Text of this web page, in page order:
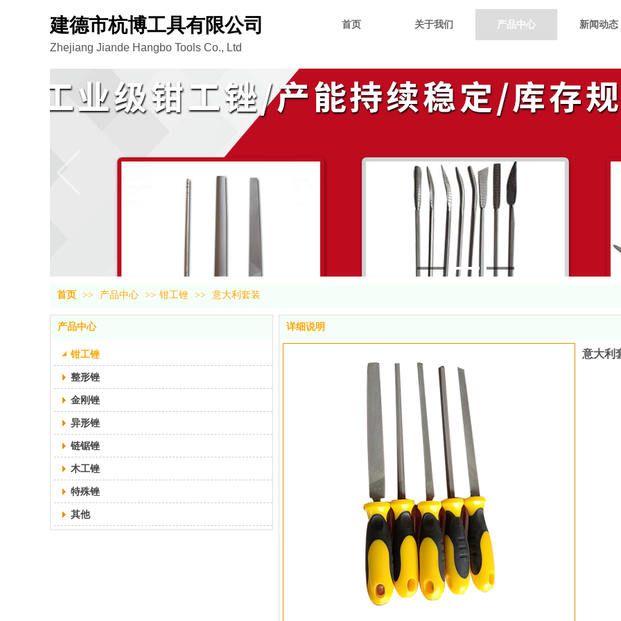
建德市杭博工具有限公司
Zhejiang Jiande Hangbo Tools Co., Ltd
首页 关于我们 产品中心 新闻动态
首页 >> 产品中心 >> 钳工锉 >> 意大利套装
产品中心
钳工锉
整形锉
金刚锉
异形锉
链锯锉
木工锉
特殊锉
其他
详细说明
意大利